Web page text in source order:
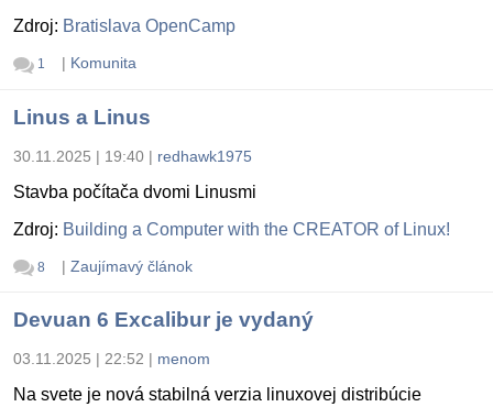
Zdroj: Bratislava OpenCamp
1 | Komunita
Linus a Linus
30.11.2025 | 19:40 | redhawk1975
Stavba počítača dvomi Linusmi
Zdroj: Building a Computer with the CREATOR of Linux!
8 | Zaujímavý článok
Devuan 6 Excalibur je vydaný
03.11.2025 | 22:52 | menom
Na svete je nová stabilná verzia linuxovej distribúcie